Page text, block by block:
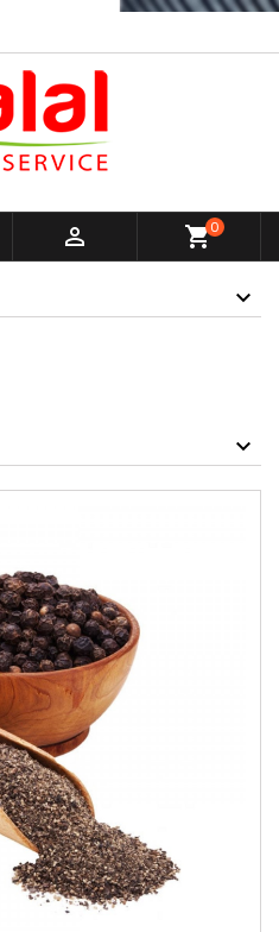
 shopping_cart0